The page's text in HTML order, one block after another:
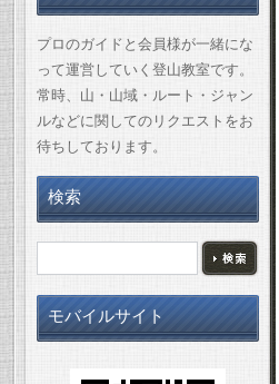
プロのガイドと会員様が一緒にな
って運営していく登山教室です。
常時、山・山域・ルート・ジャン
ルなどに関してのリクエストをお
待ちしております。
検索
モバイルサイト